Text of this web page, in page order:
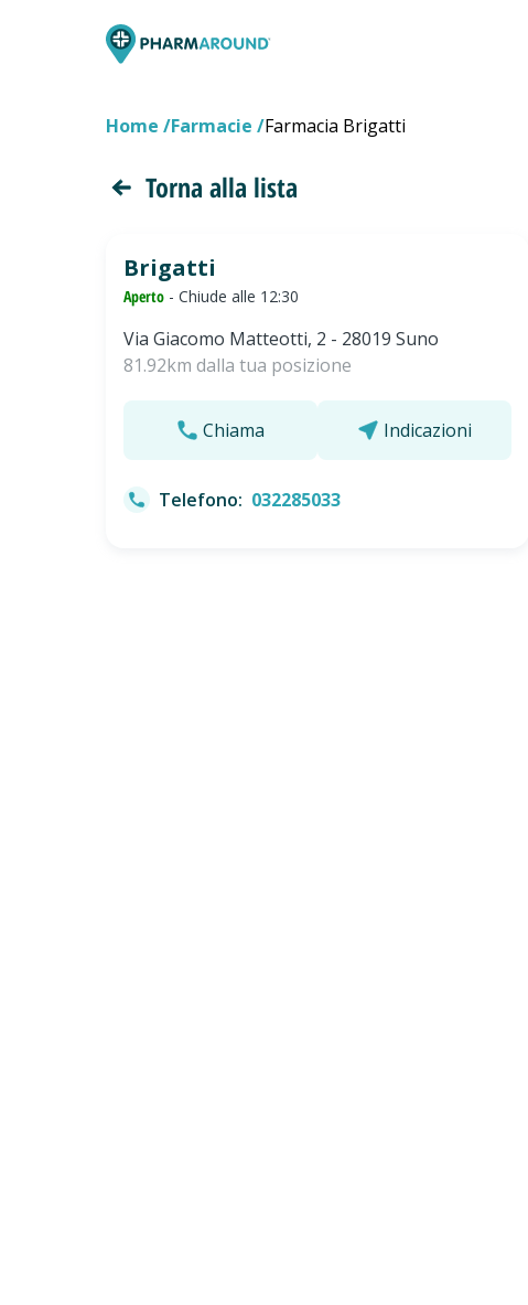
Home Farmacie Farmacia Brigatti
Torna alla lista
Brigatti
Aperto - Chiude alle 12:30
Via Giacomo Matteotti, 2 - 28019 Suno
81.92km dalla tua posizione
Chiama Indicazioni
Telefono: 032285033